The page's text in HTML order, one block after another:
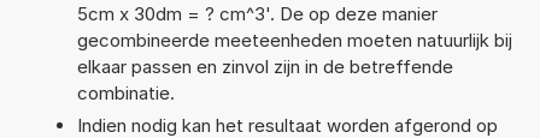
5cm x 30dm = ? cm^3'. De op deze manier
gecombineerde meeteenheden moeten natuurlijk bij
elkaar passen en zinvol zijn in de betreffende
combinatie.
Indien nodig kan het resultaat worden afgerond op